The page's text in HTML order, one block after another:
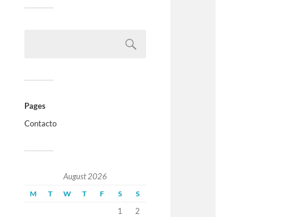
Pages
Contacto
August 2026
M T W T F S S
1
2